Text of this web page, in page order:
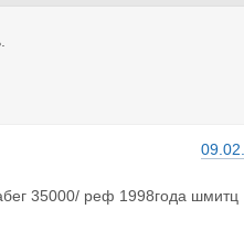
35000/ реф 1998года шмитц